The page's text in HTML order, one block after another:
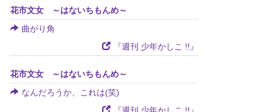
花市文女 ～はないちもんめ～
曲がり角
『週刊 少年かしこ !!』
花市文女 ～はないちもんめ～
なんだろうか、これは(笑)
『週刊 少年かしこ !!』